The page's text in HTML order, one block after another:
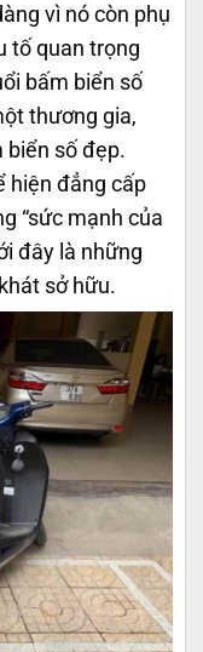
vì nó còn phụ
tố quan trọng
bấm biển số
thương gia,
biển số đẹp.
hiện đẳng cấp
“sức mạnh của
đây là những
sở hữu.